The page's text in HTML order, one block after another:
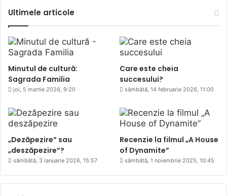
Ultimele articole
Minutul de cultură:
Sagrada Familia
joi, 5 martie 2026, 9:20
Care este cheia
succesului?
sâmbătă, 14 februarie 2026, 11:00
„Dezăpezire” sau
„deszăpezire”?
sâmbătă, 3 ianuarie 2026, 15:57
Recenzie la filmul „A House
of Dynamite”
sâmbătă, 1 noiembrie 2025, 10:45